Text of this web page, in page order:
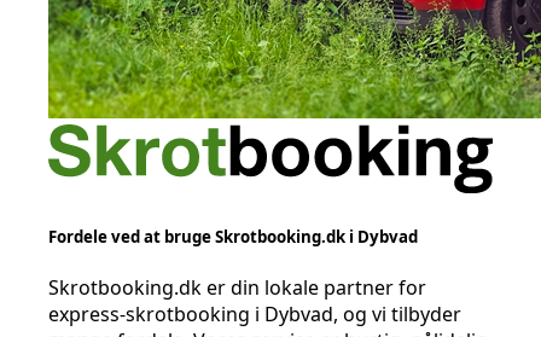
Fordele ved at bruge Skrotbooking.dk i Dybvad
Skrotbooking.dk er din lokale partner for
express-skrotbooking i Dybvad, og vi tilbyder